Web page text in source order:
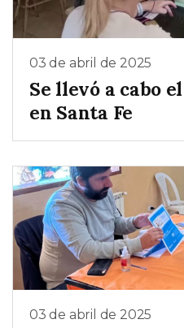
03 de abril de 2025
Se llevó a cabo
en Santa Fe
03 de abril de 2025